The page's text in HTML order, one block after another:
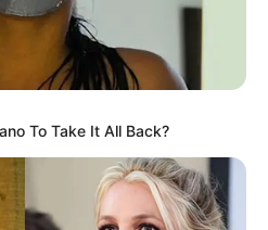
To Take It All Back?